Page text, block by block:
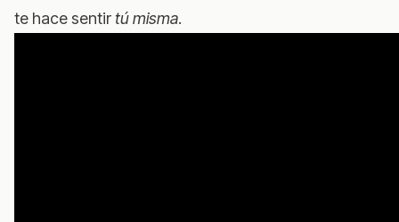
te hace sentir tú misma.